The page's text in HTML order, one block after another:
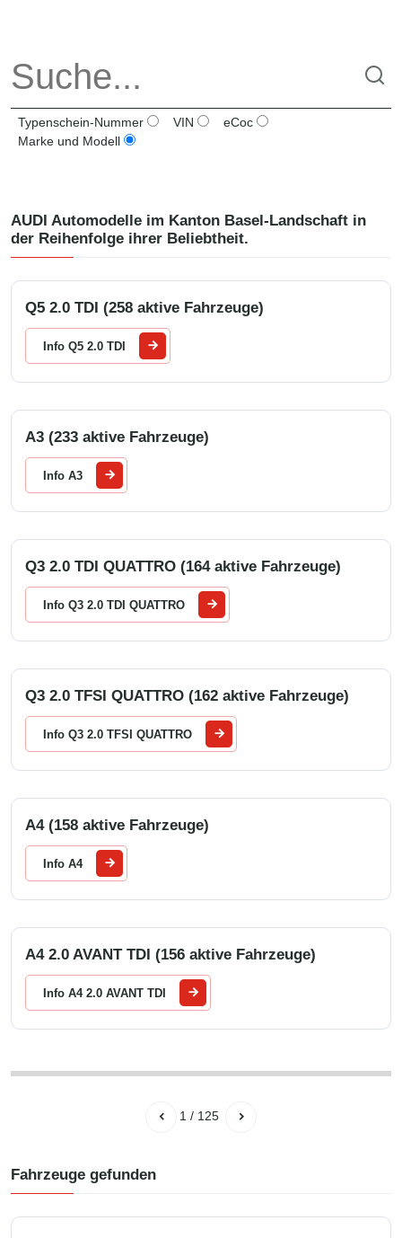
Typenschein-Nummer VIN
eCoc
Marke und Modell
AUDI Automodelle im Kanton Basel-Landschaft in
der Reihenfolge ihrer Beliebtheit.
Q5 2.0 TDI (258 aktive Fahrzeuge)
Info Q5 2.0 TDI
A3 (233 aktive Fahrzeuge)
Info A3
Q3 2.0 TDI QUATTRO (164 aktive Fahrzeuge)
Info Q3 2.0 TDI QUATTRO
Q3 2.0 TFSI QUATTRO (162 aktive Fahrzeuge)
Info Q3 2.0 TFSI QUATTRO
A4 (158 aktive Fahrzeuge)
Info A4
A4 2.0 AVANT TDI (156 aktive Fahrzeuge)
Info A4 2.0 AVANT TDI
1 / 125
Fahrzeuge gefunden